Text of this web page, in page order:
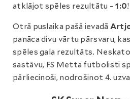
atklājot spēles rezultātu –1:0!
Otrā puslaika pašā ievadā
panāca divu vārtu pārsvaru,
spēles gala rezultāts.
sastāvu, FS Metta futbolisti
pārliecinoši, nodrošinot 4.